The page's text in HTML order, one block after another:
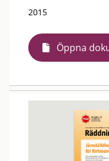
2015
Öppna